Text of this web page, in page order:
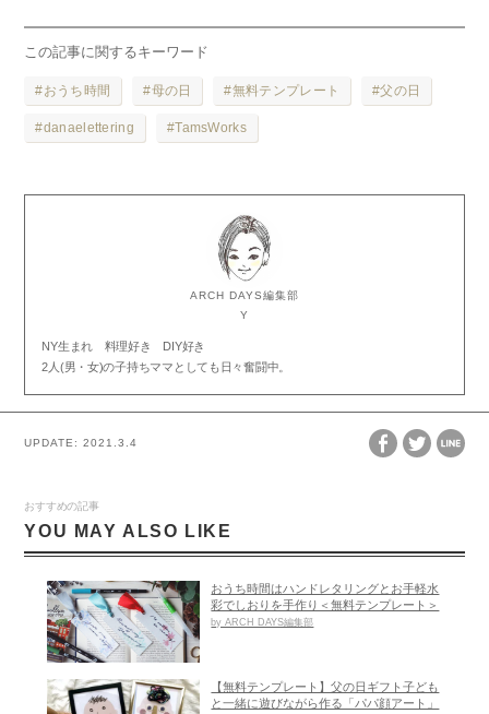
この記事に関するキーワード
おうち時間 母の日 無料テンプレート 父の日
danaelettering TamsWorks
ARCH DAYS編集部
Y
NY生まれ 料理好き DIY好き
2人(男・女)の子持ちママとしても日々奮闘中。
UPDATE:2021.3.4
おすすめの記事
YOU MAY ALSO LIKE
おうち時間はハンドレタリングとお手軽水
彩でしおりを手作り＜無料テンプレート＞
by ARCH DAYS編集部
【無料テンプレート】父の日ギフト子ども
と一緒に遊びながら作る「パパ顔アート」